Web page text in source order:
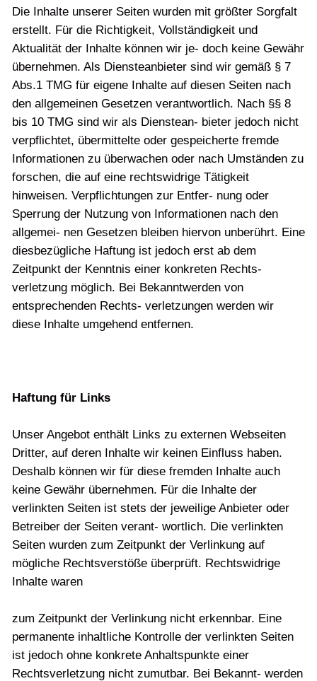
Die Inhalte unserer Seiten wurden mit größter Sorgfalt
erstellt. Für die Richtigkeit, Vollständigkeit und
Aktualität der Inhalte können wir je- doch keine Gewähr
übernehmen. Als Diensteanbieter sind wir gemäß § 7
Abs.1 TMG für eigene Inhalte auf diesen Seiten nach
den allgemeinen Gesetzen verantwortlich. Nach §§ 8
bis 10 TMG sind wir als Dienstean- bieter jedoch nicht
verpflichtet, übermittelte oder gespeicherte fremde
Informationen zu überwachen oder nach Umständen zu
forschen, die auf eine rechtswidrige Tätigkeit
hinweisen. Verpflichtungen zur Entfer- nung oder
Sperrung der Nutzung von Informationen nach den
allgemei- nen Gesetzen bleiben hiervon unberührt. Eine
diesbezügliche Haftung ist jedoch erst ab dem
Zeitpunkt der Kenntnis einer konkreten Rechts-
verletzung möglich. Bei Bekanntwerden von
entsprechenden Rechts- verletzungen werden wir
diese Inhalte umgehend entfernen.
Haftung für Links
Unser Angebot enthält Links zu externen Webseiten
Dritter, auf deren Inhalte wir keinen Einfluss haben.
Deshalb können wir für diese fremden Inhalte auch
keine Gewähr übernehmen. Für die Inhalte der
verlinkten Seiten ist stets der jeweilige Anbieter oder
Betreiber der Seiten verant- wortlich. Die verlinkten
Seiten wurden zum Zeitpunkt der Verlinkung auf
mögliche Rechtsverstöße überprüft. Rechtswidrige
Inhalte waren
zum Zeitpunkt der Verlinkung nicht erkennbar. Eine
permanente inhaltliche Kontrolle der verlinkten Seiten
ist jedoch ohne konkrete Anhaltspunkte einer
Rechtsverletzung nicht zumutbar. Bei Bekannt- werden